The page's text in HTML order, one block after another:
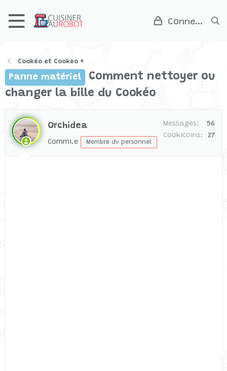
Connexion
Cookéo et Cookeo +
Panne matériel
Comment nettoyer ou
changer la bille du Cookéo
Orchidea
Commi.e Membre du personnel
Messages
56
Cookicoins
27